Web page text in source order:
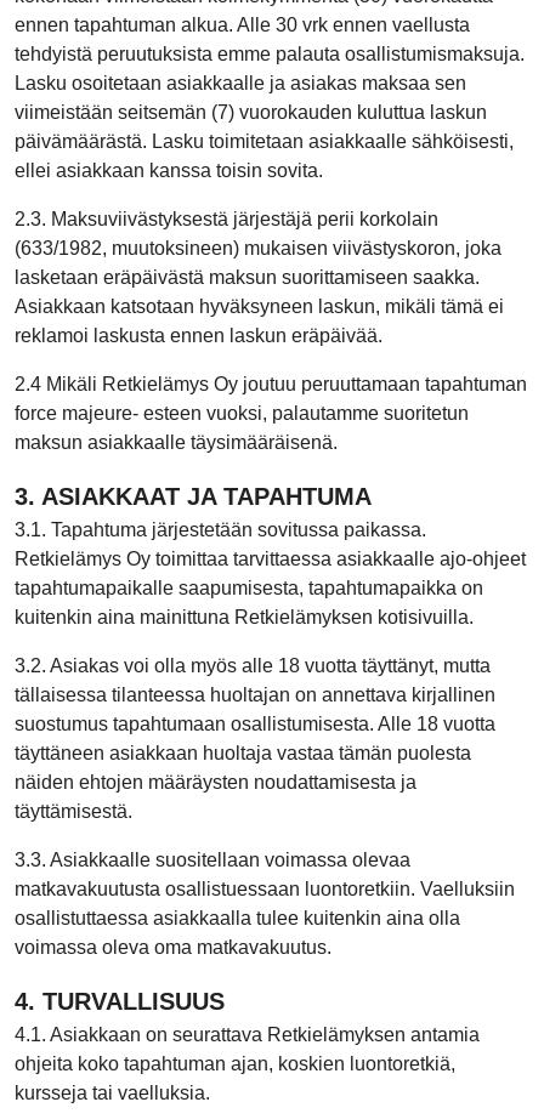
ennen tapahtuman alkua. Alle 30 vrk ennen vaellusta
tehdyistä peruutuksista emme palauta osallistumismaksuja.
Lasku osoitetaan asiakkaalle ja asiakas maksaa sen
viimeistään seitsemän (7) vuorokauden kuluttua laskun
päivämäärästä. Lasku toimitetaan asiakkaalle sähköisesti,
ellei asiakkaan kanssa toisin sovita.
2.3. Maksuviivästyksestä järjestäjä perii korkolain
(633/1982, muutoksineen) mukaisen viivästyskoron, joka
lasketaan eräpäivästä maksun suorittamiseen saakka.
Asiakkaan katsotaan hyväksyneen laskun, mikäli tämä ei
reklamoi laskusta ennen laskun eräpäivää.
2.4 Mikäli Retkielämys Oy joutuu peruuttamaan tapahtuman
force majeure- esteen vuoksi, palautamme suoritetun
maksun asiakkaalle täysimääräisenä.
3. ASIAKKAAT JA TAPAHTUMA
3.1. Tapahtuma järjestetään sovitussa paikassa.
Retkielämys Oy toimittaa tarvittaessa asiakkaalle ajo-ohjeet
tapahtumapaikalle saapumisesta, tapahtumapaikka on
kuitenkin aina mainittuna Retkielämyksen kotisivuilla.
3.2. Asiakas voi olla myös alle 18 vuotta täyttänyt, mutta
tällaisessa tilanteessa huoltajan on annettava kirjallinen
suostumus tapahtumaan osallistumisesta. Alle 18 vuotta
täyttäneen asiakkaan huoltaja vastaa tämän puolesta
näiden ehtojen määräysten noudattamisesta ja
täyttämisestä.
3.3. Asiakkaalle suositellaan voimassa olevaa
matkavakuutusta osallistuessaan luontoretkiin. Vaelluksiin
osallistuttaessa asiakkaalla tulee kuitenkin aina olla
voimassa oleva oma matkavakuutus.
4. TURVALLISUUS
4.1. Asiakkaan on seurattava Retkielämyksen antamia
ohjeita koko tapahtuman ajan, koskien luontoretkiä,
kursseja tai vaelluksia.